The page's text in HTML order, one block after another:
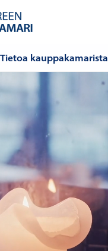
Tietoa kauppakamarista